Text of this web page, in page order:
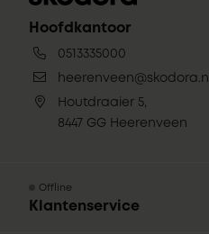
Hoofdkantoor
0513335000
heerenveen@skodora.nl
Houtdraaier 5,
8447 GG Heerenveen
Offline
Klantenservice